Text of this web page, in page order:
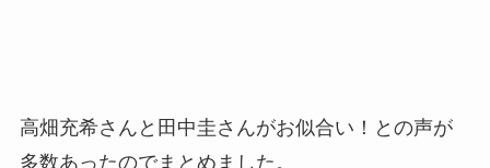
高畑充希さんと田中圭さんがお似合い！との声が
多数あったのでまとめました。